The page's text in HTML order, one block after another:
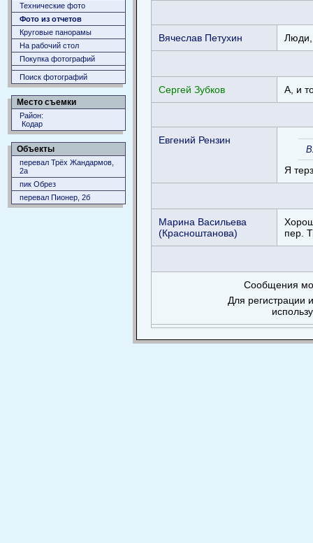
Технические фото
Фото из отчетов
Круговые панорамы
На рабочий стол
Покупка фотографий
Поиск фотографий
Место съемки
Район:
Кодар
Объекты
перевал Трёх Жандармов,
2а
пик Обрез
перевал Пионер, 2б
Вячеслав Петухин Люди,
Сергей Зубков А, и
Евгений Рензин
Я
Марина Васильева
(Красноштанова)
пер.
Сообщения
Для регистрации